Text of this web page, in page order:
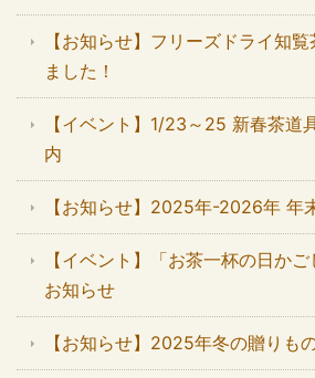
【お知らせ】フリーズドライ知
ました！
【イベント】1/23～25 新春茶道
内
【お知らせ】2025年-2026年 年
【イベント】「お茶一杯の日か
お知らせ
【お知らせ】2025年冬の贈りも